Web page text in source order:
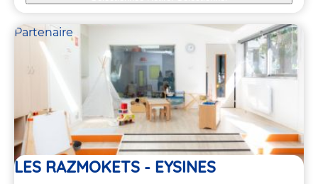
Partenaire
LES RAZMOKETS - EYSINES